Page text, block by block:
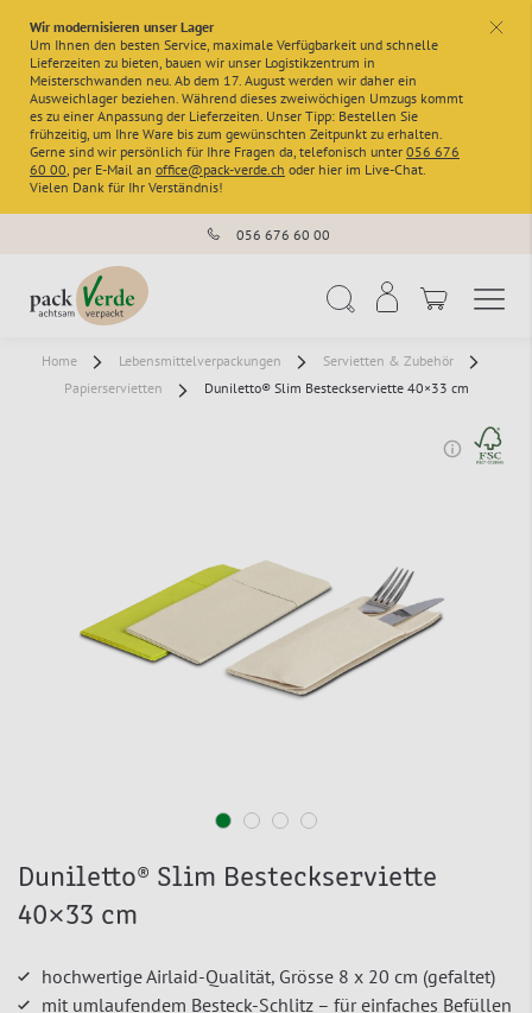
x
Wir modernisieren unser Lager
Um Ihnen den besten Service, maximale Verfügbarkeit und schnelle
Lieferzeiten zu bieten, bauen wir unser Logistikzentrum in
Meisterschwanden neu. Ab dem 17. August werden wir daher ein
Ausweichlager beziehen. Während dieses zweiwöchigen Umzugs kommt
es zu einer Anpassung der Lieferzeiten. Unser Tipp: Bestellen Sie
frühzeitig, um Ihre Ware bis zum gewünschten Zeitpunkt zu erhalten.
Gerne sind wir persönlich für Ihre Fragen da, telefonisch unter 056 676
60 00, per E-Mail an office@pack-verde.ch oder hier im Live-Chat.
Vielen Dank für Ihr Verständnis!
056 676 60 00
Home Lebensmittelverpackungen
Servietten & Zubehör
Papierservietten
Duniletto® Slim Besteckserviette 40×33 cm
Duniletto® Slim Besteckserviette
40×33 cm
hochwertige Airlaid-Qualität, Grösse 8 x 20 cm (gefaltet)
mit umlaufendem Besteck-Schlitz – für einfaches Befüllen